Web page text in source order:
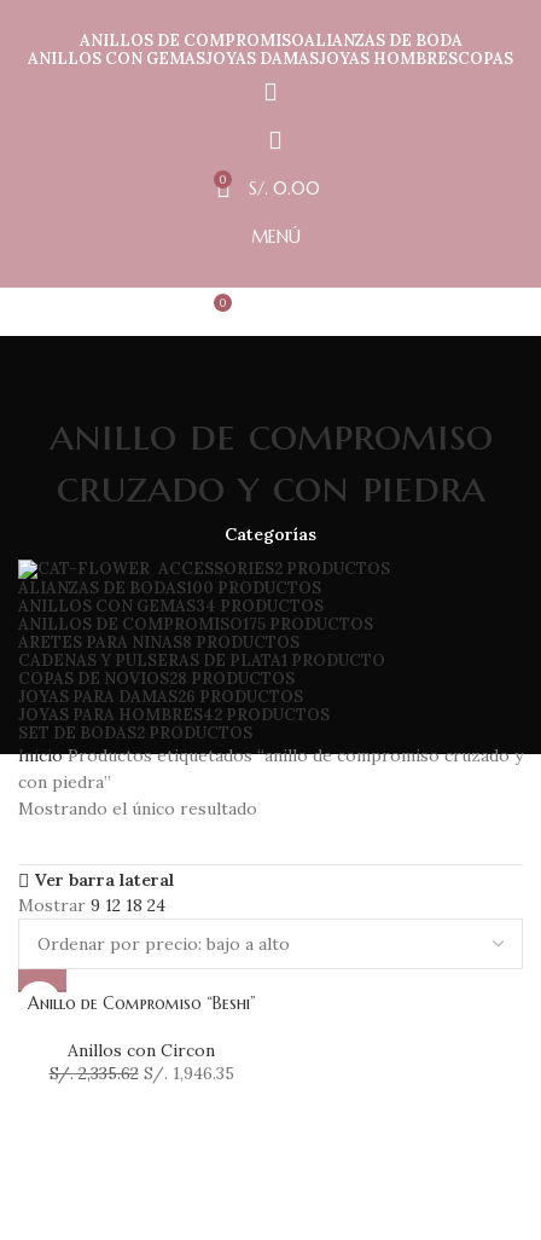
ANILLOS DE COMPROMISOALIANZAS DE BODA
ANILLOS CON GEMASJOYAS DAMASJOYAS HOMBRESCOPAS
0 S/. 0.00
MENÚ
0
anillo de compromiso
cruzado y con piedra
Categorías
ACCESSORIES2 PRODUCTOS
ALIANZAS DE BODAS100 PRODUCTOS
ANILLOS CON GEMAS34 PRODUCTOS
ANILLOS DE COMPROMISO175 PRODUCTOS
ARETES PARA NINAS8 PRODUCTOS
CADENAS Y PULSERAS DE PLATA1 PRODUCTO
COPAS DE NOVIOS28 PRODUCTOS
JOYAS PARA DAMAS26 PRODUCTOS
JOYAS PARA HOMBRES42 PRODUCTOS
SET DE BODAS2 PRODUCTOS
InicioProductos etiquetados “anillo de compromiso cruzado y
con piedra”
Mostrando el único resultado
Ver barra lateral
Mostrar 9 12 18 24
Anillo de Compromiso “Beshi”
Anillos con Circon
S/.2,335.62 S/. 1,946.35